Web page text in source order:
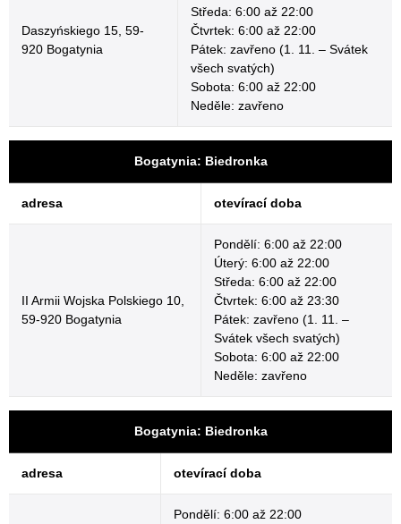
Daszyńskiego 15, 59-
920 Bogatynia
Středa: 6:00 až 22:00
Čtvrtek: 6:00 až 22:00
Pátek: zavřeno (1. 11. – Svátek
všech svatých)
Sobota: 6:00 až 22:00
Neděle: zavřeno
Bogatynia: Biedronka
adresa otevírací doba
II Armii Wojska Polskiego 10,
59-920 Bogatynia
Pondělí: 6:00 až 22:00
Úterý: 6:00 až 22:00
Středa: 6:00 až 22:00
Čtvrtek: 6:00 až 23:30
Pátek: zavřeno (1. 11. –
Svátek všech svatých)
Sobota: 6:00 až 22:00
Neděle: zavřeno
Bogatynia: Biedronka
adresa otevírací doba
Pondělí: 6:00 až 22:00